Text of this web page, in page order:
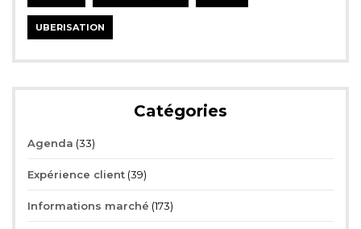
UBERISATION
Catégories
Agenda (33)
Expérience client (39)
Informations marché (173)